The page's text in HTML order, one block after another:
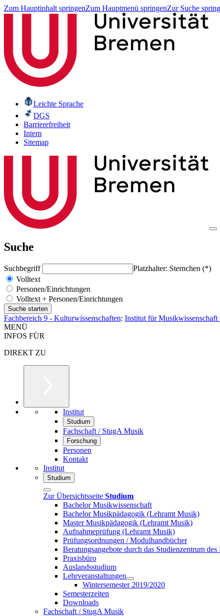
Zum Hauptinhalt springenZum Hauptmenü springenZur Suche
Leichte Sprache
DGS
Barrierefreiheit
Intern
Sitemap
Suche
Suchbegriff
Platzhalter: Sternchen (*)
Volltext
Personen/Einrichtungen
Volltext + Personen/Einrichtungen
Fachbereich 9 - Kulturwissenschaften: Institut für
MENÜ
INFOS FÜR
DIREKT ZU
Institut
Studium
Fachschaft / StugA Musik
Forschung
Personen
Kontakt
Institut
Studium
Zur Übersichtsseite Studium
Bachelor Musikwissenschaft
Bachelor Musikpädagogik (Lehramt Musik)
Master Musikpädagogik (Lehramt Musik)
Aufnahmeprüfung (Lehramt Musik)
Prüfungsordnungen / Modulhandbücher
Beratungsangebote durch das Studienzentrum des
Praxisbüro
Auslandsstudium
Lehrveranstaltungen
Wintersemester 2019/2020
Semesterzeiten
Downloads
Fachschaft / StugA Musik